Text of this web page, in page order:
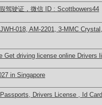
驾驶证，微信 ID : Scottbowers44
018, AM-2201, 3-MMC
Get driving license online Drivers
in Singapore
Drivers License , Id